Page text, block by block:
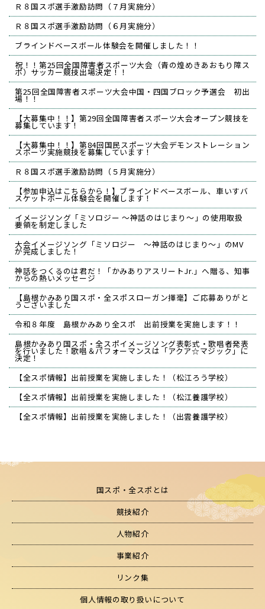
Ｒ８国スポ選手激励訪問（７月実施分）
Ｒ８国スポ選手激励訪問（６月実施分）
ブラインドベースボール体験会を開催しました！！
祝！！第25回全国障害者スポーツ大会（青の煌めきあおもり障ス
ポ）サッカー競技出場決定！！
第25回全国障害者スポーツ大会中国・四国ブロック予選会 初出
場！！
【大募集中！！】第29回全国障害者スポーツ大会オープン競技を
募集しています！
【大募集中！！】第84回国民スポーツ大会デモンストレーション
スポーツ実施競技を募集しています！
Ｒ８国スポ選手激励訪問（５月実施分）
【参加申込はこちらから！】ブラインドベースボール、車いすバ
スケットボール体験会を開催します！
イメージソング「ミソロジー ～神話のはじまり～」の使用取扱
要領を制定しました
大会イメージソング「ミソロジー ～神話のはじまり～」のMV
が完成しました！
神話をつくるのは君だ！「かみありアスリートJr.」へ贈る、知事
からの熱いメッセージ
【島根かみあり国スポ・全スポスローガン揮毫】ご応募ありがと
うございました
令和８年度 島根かみあり全スポ 出前授業を実施します！！
島根かみあり国スポ・全スポイメージソング表彰式・歌唱者発表
を行いました！歌唱＆パフォーマンスは「アクア☆マジック」に
決定！
【全スポ情報】出前授業を実施しました！（松江ろう学校）
【全スポ情報】出前授業を実施しました！（松江養護学校）
【全スポ情報】出前授業を実施しました！（出雲養護学校）
国スポ・全スポとは
競技紹介
人物紹介
事業紹介
リンク集
個人情報の取り扱いについて